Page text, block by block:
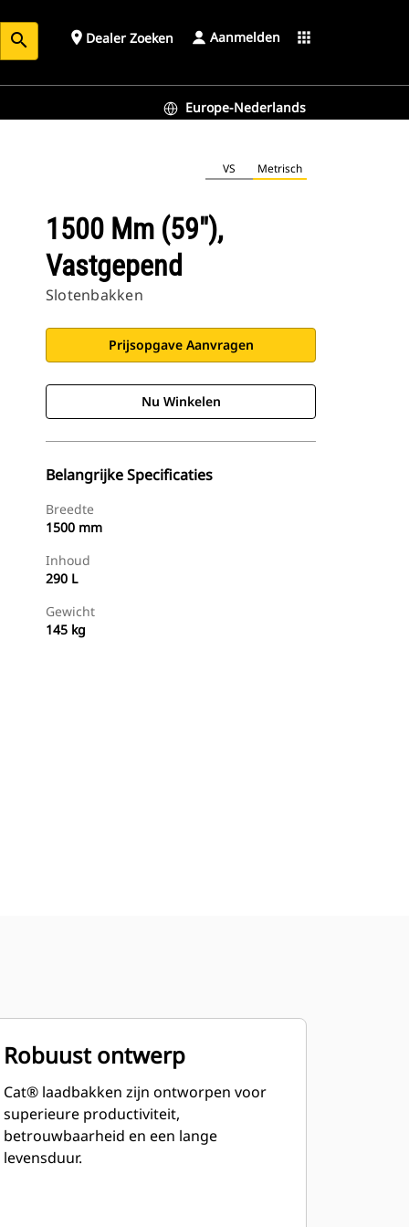
search place Dealer Zoeken Aanmelden apps
Europe-Nederlands
VS Metrisch
1500 Mm (59"),
Vastgepend
Slotenbakken
Prijsopgave Aanvragen
Nu Winkelen
Belangrijke Specificaties
Breedte
1500 mm
Inhoud
290 L
Gewicht
145 kg
Robuust ontwerp
Cat® laadbakken zijn ontworpen voor
superieure productiviteit,
betrouwbaarheid en een lange
levensduur.